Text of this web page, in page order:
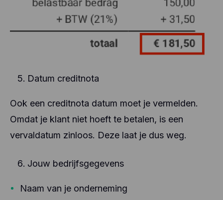
Datum creditnota
Ook een creditnota datum moet je vermelden.
Omdat je klant niet hoeft te betalen, is een
vervaldatum zinloos. Deze laat je dus weg.
Jouw bedrijfsgegevens
Naam van je onderneming